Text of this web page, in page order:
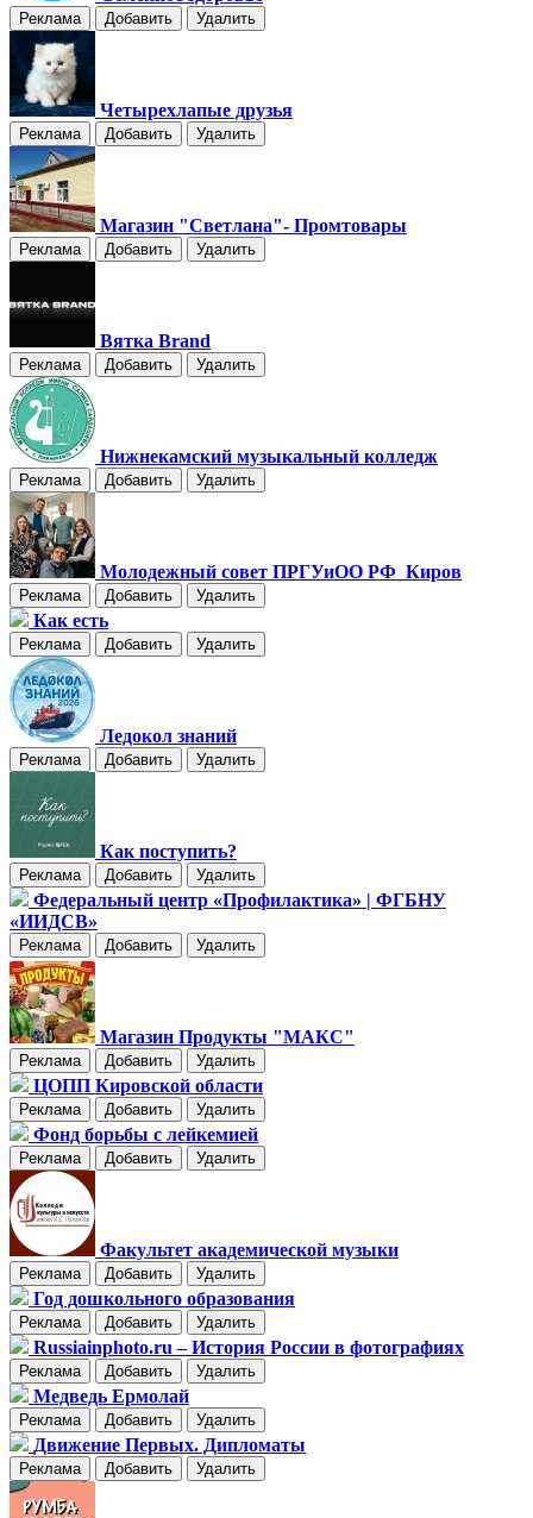
Реклама Добавить Удалить
Четырехлапые друзья
Реклама Добавить Удалить
Магазин "Светлана"- Промтовары
Реклама Добавить Удалить
Вятка Brand
Реклама Добавить Удалить
Нижнекамский музыкальный колледж
Реклама Добавить Удалить
Молодежный совет ПРГУиОО РФ_Киров
Реклама Добавить Удалить
Как есть
Реклама Добавить Удалить
Ледокол знаний
Реклама Добавить Удалить
Как поступить?
Реклама Добавить Удалить
Федеральный центр «Профилактика» | ФГБНУ
«ИИДСВ»
Реклама Добавить Удалить
Магазин Продукты "МАКС"
Реклама Добавить Удалить
ЦОПП Кировской области
Реклама Добавить Удалить
Фонд борьбы с лейкемией
Реклама Добавить Удалить
Факультет академической музыки
Реклама Добавить Удалить
Год дошкольного образования
Реклама Добавить Удалить
Russiainphoto.ru – История России в фотографиях
Реклама Добавить Удалить
Медведь Ермолай
Реклама Добавить Удалить
Движение Первых. Дипломаты
Реклама Добавить Удалить